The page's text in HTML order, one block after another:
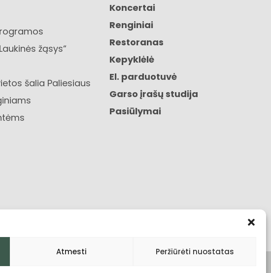
Atmesti Peržiūrėti nuostatas
žąsys“
šalia Paliesiaus
Koncertai
Renginiai
Restoranas
Kepyklėlė
El. parduotuvė
Garso įrašų studija
Pasiūlymai
sąlygos